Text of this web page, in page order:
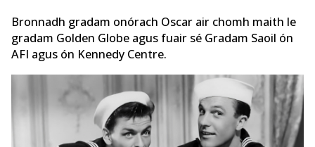
Bronnadh gradam onórach Oscar air chomh maith le
gradam Golden Globe agus fuair sé Gradam Saoil ón
AFI agus ón Kennedy Centre.